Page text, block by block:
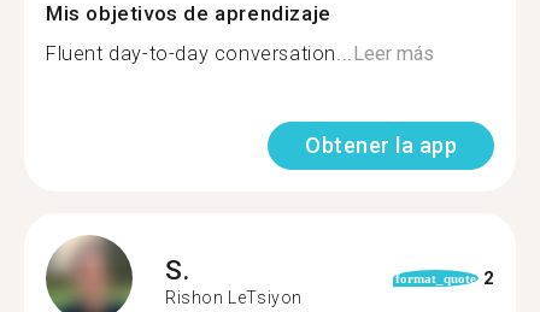
Mis objetivos de aprendizaje
Fluent day-to-day conversation...Leer más
Obtener la app
S.
Rishon LeTsiyon
format_quote 2